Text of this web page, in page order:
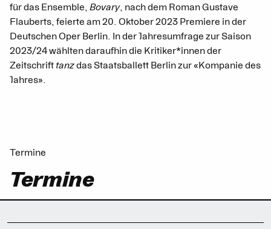
für das Ensemble, Bovary, nach dem Roman Gustave
Flauberts, feierte am 20. Oktober 2023 Premiere in der
Deutschen Oper Berlin. In der Jahresumfrage zur Saison
2023/24 wählten daraufhin die Kritiker*innen der
Zeitschrift tanzdas Staatsballett Berlin zur «Kompanie des
Jahres».
Termine
Termine